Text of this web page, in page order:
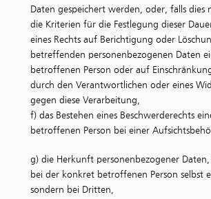
Daten gespeichert werden, oder, falls dies
die Kriterien für die Festlegung dieser
eines Rechts auf Berichtigung oder
betreffenden personenbezogenen Daten
betroffenen Person oder auf
durch den Verantwortlichen oder eines
gegen diese Verarbeitung,
f) das Bestehen eines Beschwerderechts
betroffenen Person bei einer
g) die Herkunft personenbezogener
bei der konkret betroffenen Person selbst
sondern bei Dritten,